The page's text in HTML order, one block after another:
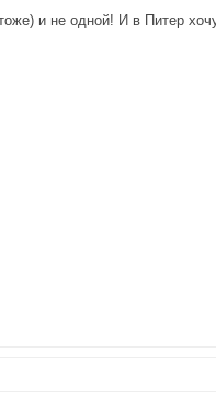
и не одной! И в Питер